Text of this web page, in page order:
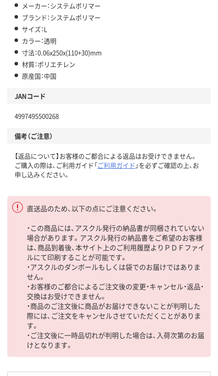
メーカー：システムポリマー
ブランド：システムポリマー
サイズ：L
カラー：透明
寸法：0.06x250x(110+30)mm
材質：ポリエチレン
原産国：中国
JANコード
4997495500268
備考（ご注意）
【返品について】お客様のご都合による返品はお受けできません。
ご購入の際は、ご利用ガイド「ご利用ガイド 」を必ずご確認の上、お
申し込みください。
直送品のため、以下の点にご注意ください。
・この商品には、アスクル発行の納品書が同梱されていない
場合があります。アスクル発行の納品書をご希望のお客様
は、商品到着後、本サイト上のご利用履歴よりＰＤＦファイ
ルにて印刷することが可能です。
・アスクルのダンボールもしくは袋でのお届けではありま
せん。
・お客様のご都合によるご注文後の変更・キャンセル・返品・
交換はお受けできません。
・商品のご注文後に商品がお届けできないことが判明した
際には、ご注文をキャンセルさせていただくことがありま
す。
・ご注文後に一時品切れが判明した場合は、入荷次第のお届
けとなります。